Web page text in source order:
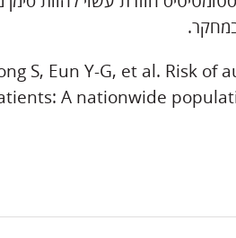
S, Eun Y-G, et al. Risk
A nationwide